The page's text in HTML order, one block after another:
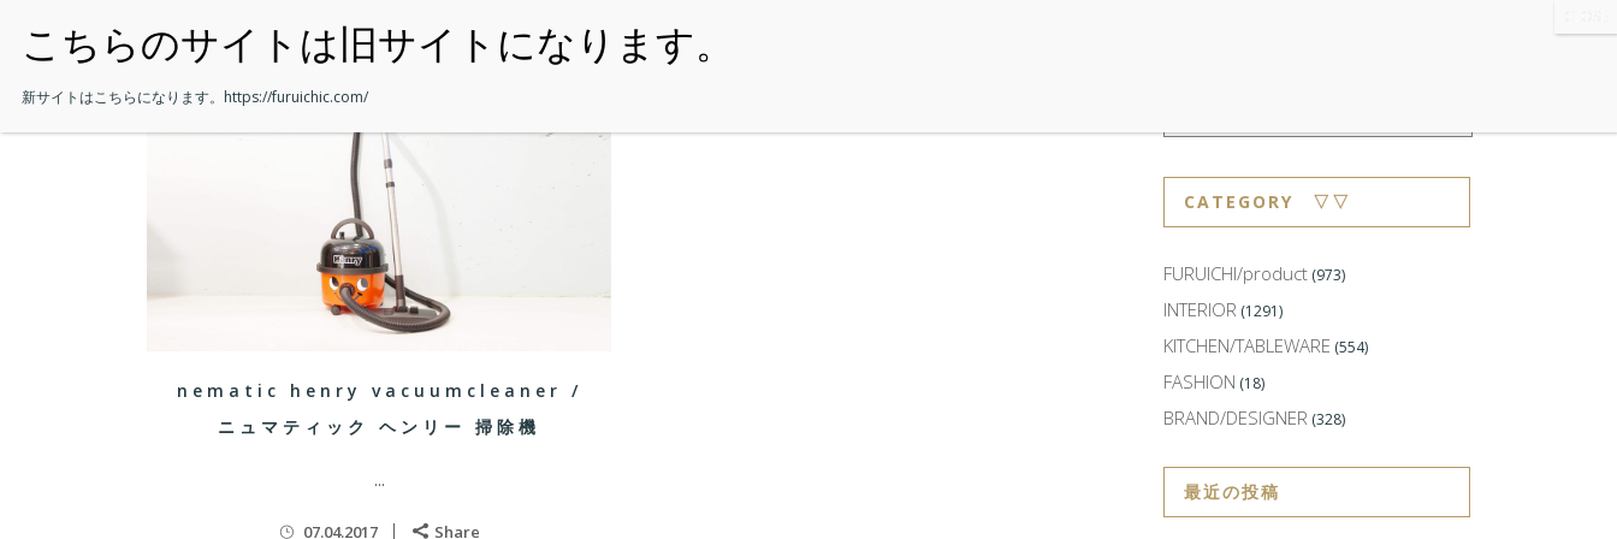
・HOME ・ITEM ・SHOPPING-GUIDE
nematic henry vacuumcleaner /
ニュマティック ヘンリー 掃除機
...
07.04.2017 Share
CATEGORY ▽▽
FURUICHI/product (973)
INTERIOR (1291)
KITCHEN/TABLEWARE (554)
FASHION (18)
BRAND/DESIGNER (328)
最近の投稿
新サイトはこちらになります。 https://furuichic.com/